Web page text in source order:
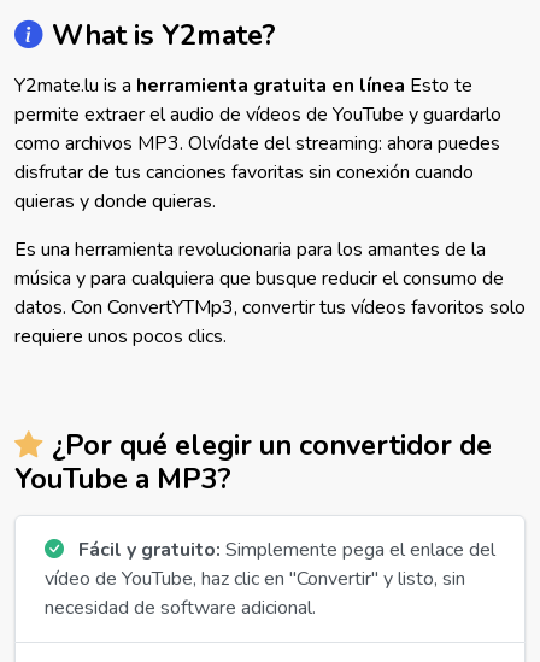
What is Y2mate?
Y2mate.lu is a herramienta gratuita en línea Esto te
permite extraer el audio de vídeos de YouTube y guardarlo
como archivos MP3. Olvídate del streaming: ahora puedes
disfrutar de tus canciones favoritas sin conexión cuando
quieras y donde quieras.
Es una herramienta revolucionaria para los amantes de la
música y para cualquiera que busque reducir el consumo de
datos. Con ConvertYTMp3, convertir tus vídeos favoritos solo
requiere unos pocos clics.
¿Por qué elegir un convertidor de
YouTube a MP3?
Fácil y gratuito: Simplemente pega el enlace del
vídeo de YouTube, haz clic en "Convertir" y listo, sin
necesidad de software adicional.